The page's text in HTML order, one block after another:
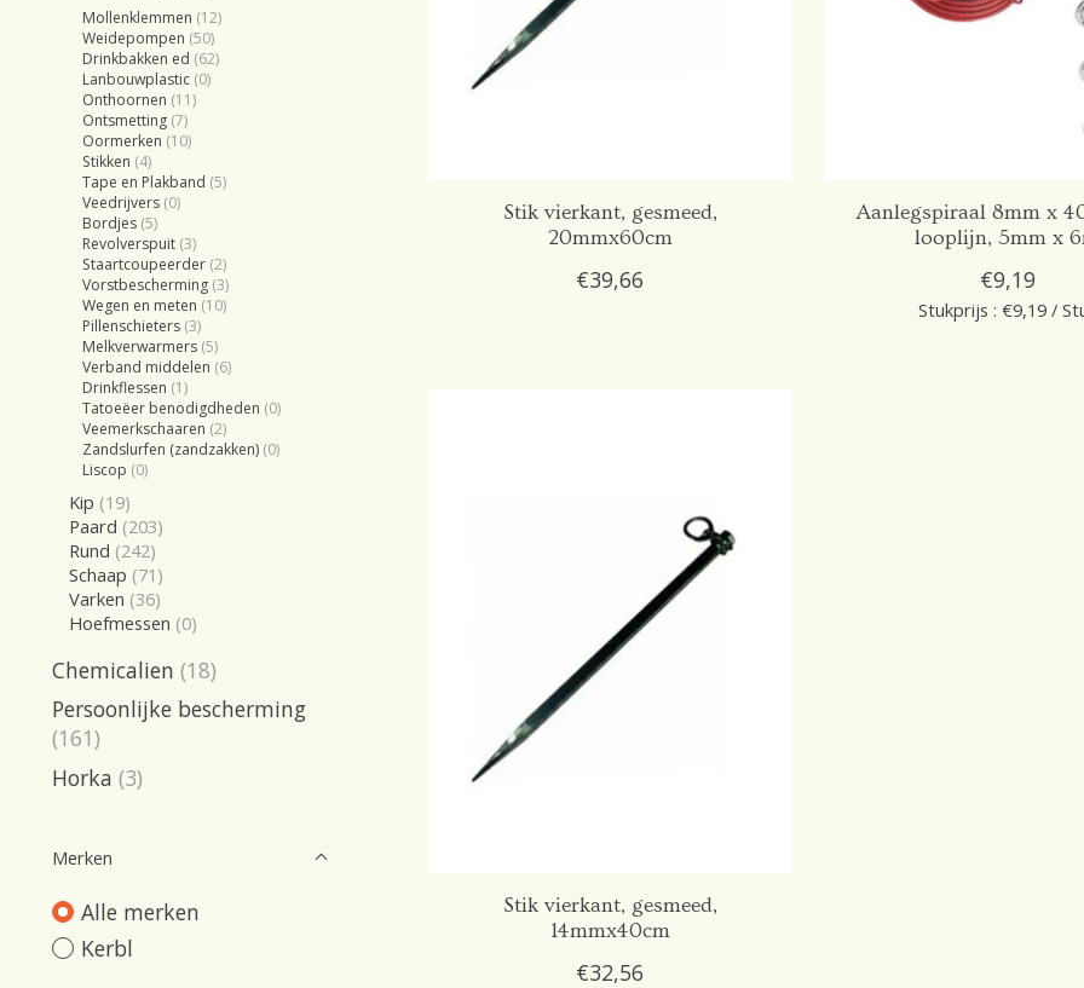
Mollenklemmen (12)
Weidepompen (50)
Drinkbakken ed (62)
Lanbouwplastic (0)
Onthoornen (11)
Ontsmetting (7)
Oormerken (10)
Stikken (4)
Tape en Plakband (5)
Veedrijvers (0)
Bordjes (5)
Revolverspuit (3)
Staartcoupeerder (2)
Vorstbescherming (3)
Wegen en meten (10)
Pillenschieters (3)
Melkverwarmers (5)
Verband middelen (6)
Drinkflessen (1)
Tatoeëer benodigdheden (0)
Veemerkschaaren (2)
Zandslurfen (zandzakken) (0)
Liscop (0)
Kip (19)
Paard (203)
Rund (242)
Schaap (71)
Varken (36)
Hoefmessen (0)
Chemicalien (18)
Persoonlijke bescherming
(161)
Horka (3)
Merken
Alle merken
Kerbl
Stik vierkant, gesmeed,
20mmx60cm
€39,66
Aanlegspiraal 8mm x
looplijn, 5mm x
€9,19
Stukprijs : €9,19 /
Stik vierkant, gesmeed,
14mmx40cm
€32,56